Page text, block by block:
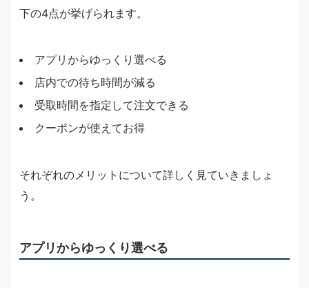
下の4点が挙げられます。
アプリからゆっくり選べる
店内での待ち時間が減る
受取時間を指定して注文できる
クーポンが使えてお得
それぞれのメリットについて詳しく見ていきましょ
う。
アプリからゆっくり選べる